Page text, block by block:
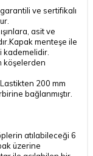
ve sertifikalı
asit ve
menteşe ile
kademelidir.
köşelerden
200 mm
bağlanmıştır.
atılabileceği 6
üzerine